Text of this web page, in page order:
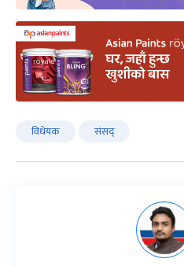
विधेयक संसद्‌